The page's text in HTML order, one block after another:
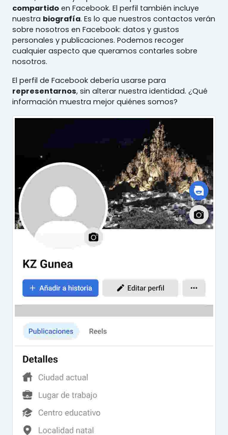
compartido en Facebook. El perfil también incluye
nuestra biografía. Es lo que nuestros contactos verán
sobre nosotros en Facebook: datos y gustos
personales y publicaciones. Podemos recoger
cualquier aspecto que queramos contarles sobre
nosotros.
El perfil de Facebook debería usarse para
representarnos, sin alterar nuestra identidad. ¿Qué
información muestra mejor quiénes somos?